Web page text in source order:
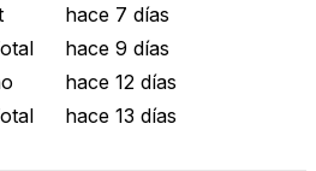
hace 7 días
hace 9 días
hace 12 días
hace 13 días